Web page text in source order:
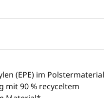
Ultra SFF Gen 2
für unvergleichliche KI-
bis zu 335 TOPS KI-
(EPE) im Polstermaterial
mit 90 % recyceltem